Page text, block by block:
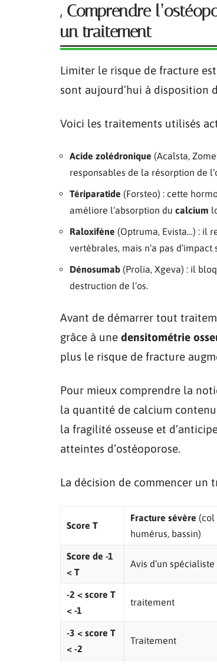
, Comprendre
un traitement
Limiter le risque de fracture
sont aujourd’hui à disposition
Voici les traitements utilisés
Acide zolédronique (Acalsta,
responsables de la résorption de
Tériparatide (Forsteo) : cette
améliore l’absorption du calcium
Raloxifène (Optruma, Evista…) : il
vertébrales, mais n’a pas d’impact
Dénosumab (Prolia, Xgeva) : il
destruction de l’os.
Avant de démarrer tout
grâce à une densitométrie
plus le risque de fracture
Pour mieux comprendre la
la quantité de calcium
la fragilité osseuse et
atteintes d’ostéoporose.
La décision de commencer un
Score T
Fracture sévère (col
humérus, bassin)
Score de -1
< T
Avis d’un spécialiste
-2 < score T
< -1
traitement
-3 < score T
< -2
Traitement